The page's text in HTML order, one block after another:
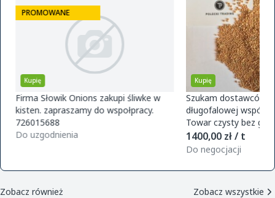
Kupię
PROMOWANE
Firma Słowik Onions zakupi śliwke w
kisten. zapraszamy do wspołpracy.
726015688
Do uzgodnienia
Kupię
Szukam dostawców
długofalowej
Towar czysty bez
magazynu w Polsce.
zamówie
1400,00 zł / t
Do negocjacji
Zobacz również Zobacz wszystkie